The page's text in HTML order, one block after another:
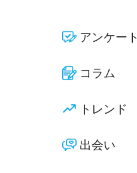
アンケート
コラム
トレンド
出会い